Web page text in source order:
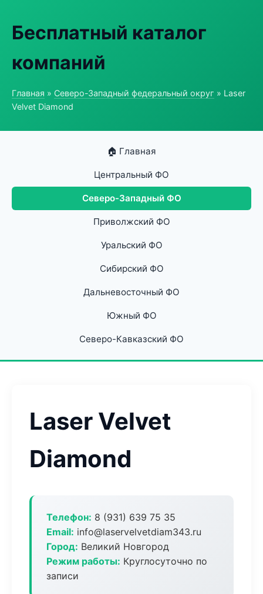
Бесплатный каталог
компаний
Главная » Северо-Западный федеральный округ » Laser
Velvet Diamond
🏠 Главная
Центральный ФО
Северо-Западный ФО
Приволжский ФО
Уральский ФО
Сибирский ФО
Дальневосточный ФО
Южный ФО
Северо-Кавказский ФО
Laser Velvet
Diamond
Телефон: 8 (931) 639 75 35
Email: info@laservelvetdiam343.ru
Город: Великий Новгород
Режим работы: Круглосуточно по
записи